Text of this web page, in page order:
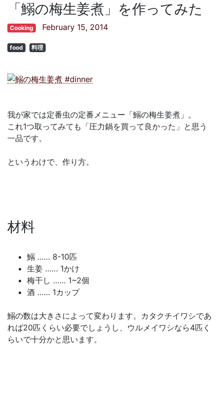
「鰯の梅生姜煮」を作ってみた
Cooking February 15, 2014
food 料理
我が家では定番虫の定番メニュー「鰯の梅生姜煮」。
これ1つ取ってみても「圧力鍋を買って良かった」と思う
一品です。
というわけで、作り方。
材料
鰯 …… 8-10匹
生姜 …… 1かけ
梅干し …… 1~2個
酒 …… 1カップ
鰯の数は大きさによって変わります。カタクチイワシであ
れば20匹くらい必要でしょうし、ウルメイワシなら4匹く
らいで十分かと思います。